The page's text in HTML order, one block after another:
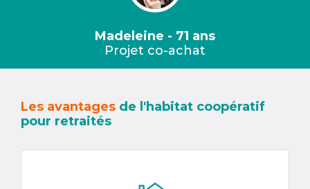
Madeleine - 71 ans
Projet co-achat
Les avantages de l'habitat coopératif
pour retraités